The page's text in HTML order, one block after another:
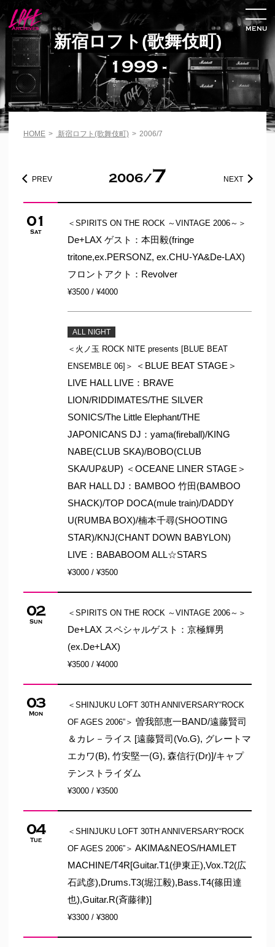
新宿ロフト(歌舞伎町)
1999 -
MENU
HOME > 新宿ロフト(歌舞伎町) > 2006/7
2006/7 NEXT
PREV
01
Sat
＜SPIRITS ON THE ROCK ～VINTAGE 2006～＞
De+LAX ゲスト：本田毅(fringe
tritone,ex.PERSONZ, ex.CHU-YA&De-LAX)
フロントアクト：Revolver
¥3500 / ¥4000
ALL NIGHT
＜火ノ玉 ROCK NITE presents [BLUE BEAT
ENSEMBLE 06]＞
＜BLUE BEAT STAGE＞
LIVE HALL LIVE：BRAVE
LION/RIDDIMATES/THE SILVER
SONICS/The Little Elephant/THE
JAPONICANS DJ：yama(fireball)/KING
NABE(CLUB SKA)/BOBO(CLUB
SKA/UP&UP) ＜OCEANE LINER STAGE＞
BAR HALL DJ：BAMBOO 竹田(BAMBOO
SHACK)/TOP DOCA(mule train)/DADDY
U(RUMBA BOX)/楠本千尋(SHOOTING
STAR)/KNJ(CHANT DOWN BABYLON)
LIVE：BABABOOM ALL☆STARS
¥3000 / ¥3500
02
Sun
＜SPIRITS ON THE ROCK ～VINTAGE 2006～＞
De+LAX スペシャルゲスト：京極輝男
(ex.De+LAX)
¥3500 / ¥4000
03
Mon
＜SHINJUKU LOFT 30TH ANNIVERSARY“ROCK
OF AGES 2006”＞ 曽我部恵一BAND/遠藤賢司
＆カレ－ライス [遠藤賢司(Vo.G), グレートマ
エカワ(B), 竹安堅一(G), 森信行(Dr)]/キャプ
テンストライダム
¥3000 / ¥3500
04
Tue
＜SHINJUKU LOFT 30TH ANNIVERSARY“ROCK
OF AGES 2006”＞ AKIMA&NEOS/HAMLET
MACHINE/T4R[Guitar.T1(伊東正),Vox.T2(広
石武彦),Drums.T3(堀江毅),Bass.T4(篠田達
也),Guitar.R(斉藤律)]
¥3300 / ¥3800